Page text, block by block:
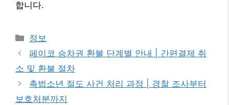
합니다.
카
테
리
정보
페이코 승차권 환불 단계별 안내 | 간편결제 취
소 및 환불 절차
촉법소년 절도 사건 처리 과정 | 경찰 조사부터
보호처분까지